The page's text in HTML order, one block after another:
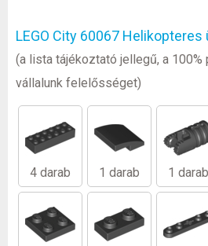
LEGO City 60067
(a lista tájékoztató jellegű, a 100%
vállalunk felelősséget)
4 darab 1 darab 1 darab